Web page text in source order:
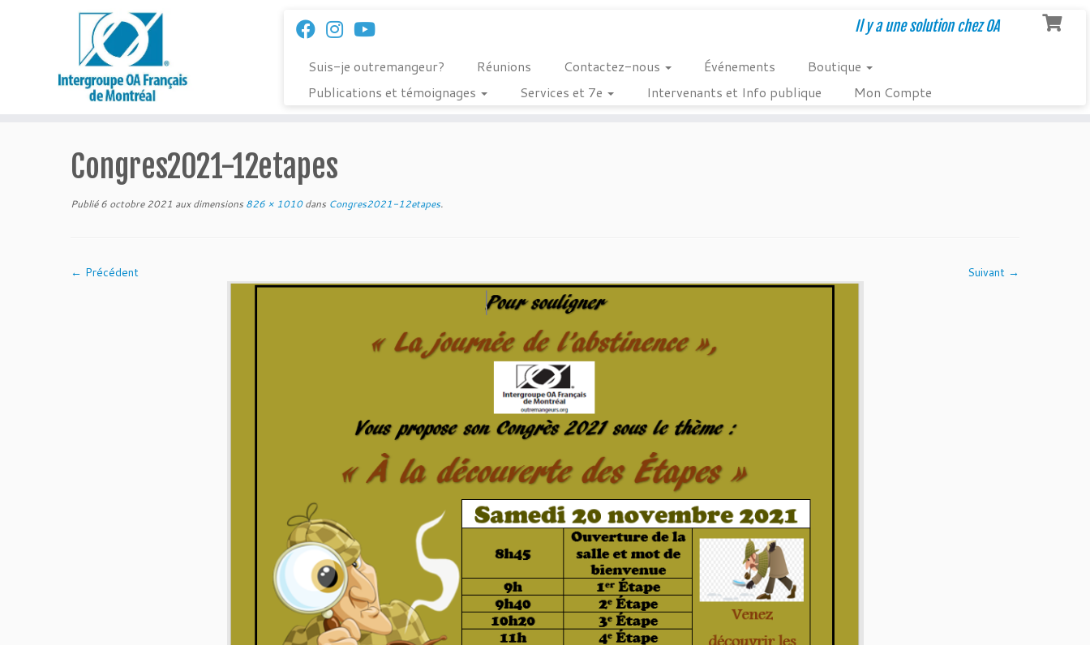
Il y a une solution chez OA
Suis-je outremangeur? Réunions Contactez-nous Événements
Boutique
Publications et témoignages
Services et 7e Intervenants et Info publique Mon Compte
Congres2021-12etapes
Publié 6 octobre 2021 aux dimensions 826 × 1010dans Congres2021-12etapes.
← Précédent Suivant →